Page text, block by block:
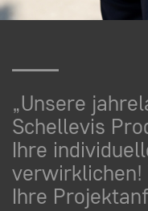
„Unsere
Schellevis
Ihre
verwirklichen!
Ihre